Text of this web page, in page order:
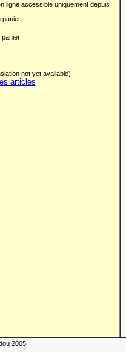
ligne accessible uniquement depuis
panier
panier
not yet available)
articles
2005.